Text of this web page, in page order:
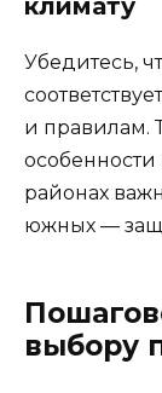
климату
Убедитесь,
и правилам.
районах
южных —
выбору